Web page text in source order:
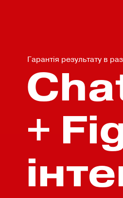
Гарантія результату в
+